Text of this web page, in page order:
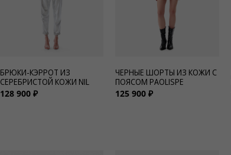
БРЮКИ-КЭРРОТ ИЗ
СЕРЕБРИСТОЙ КОЖИ NIL
128 900 ₽
ЧЕРНЫЕ ШОРТЫ ИЗ КОЖИ С
ПОЯСОМ PAOLISPE
125 900 ₽